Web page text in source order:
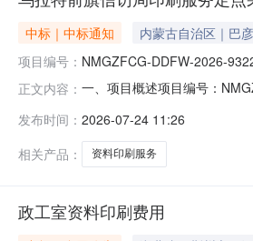
中标｜中标通知 内蒙古自治区｜巴
项目编号： NMGZFCG-DDFW-2026-
正文内容： 一、项目概述项目编号：
需求明细编号项目需求数量
发布时间： 2026-07-24 11:26
相关产品：
资料印刷服务
政工室资料印刷费用